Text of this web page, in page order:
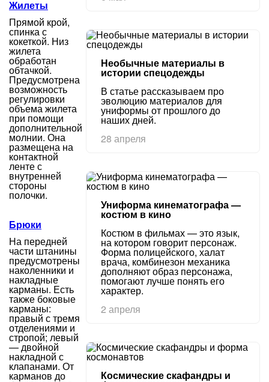
Необычные материалы в
истории спецодежды
В статье рассказываем про
эволюцию материалов для
униформы от прошлого до
наших дней.
28 апреля
Униформа кинематографа —
костюм в кино
Костюм в фильмах — это язык,
на котором говорит персонаж.
Форма полицейского, халат
врача, комбинезон механика
дополняют образ персонажа,
помогают лучше понять его
характер.
2 апреля
Космические скафандры и
Жилеты
Прямой крой,
спинка с
кокеткой. Низ
жилета
обработан
обтачкой.
Предусмотрена
возможность
регулировки
объема жилета
при помощи
дополнительной
молнии. Она
размещена на
контактной
ленте с
внутренней
стороны
полочки.
Брюки
На передней
части штанины
предусмотрены
наколенники и
накладные
карманы. Есть
также боковые
карманы:
правый с тремя
отделениями и
стропой; левый
— двойной
накладной с
клапанами. От
карманов до